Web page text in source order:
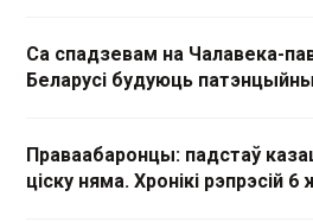
Са спадзевам на Чалавека-
Беларусі будуюць
Праваабаронцы: падстаў
ціску няма. Хронікі рэпрэсій 6